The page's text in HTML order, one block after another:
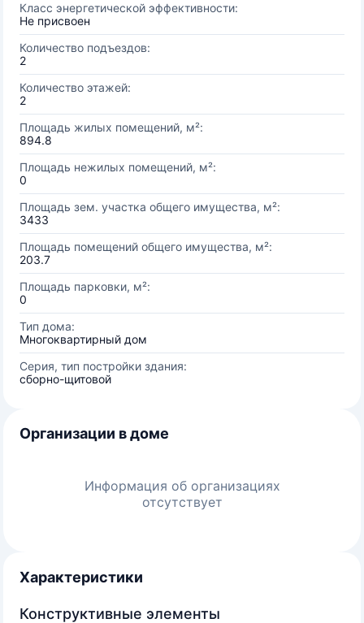
Класс энергетической эффективности:
Не присвоен
Количество подъездов:
2
Количество этажей:
2
Площадь жилых помещений, м²:
894.8
Площадь нежилых помещений, м²:
0
Площадь зем. участка общего имущества, м²:
3433
Площадь помещений общего имущества, м²:
203.7
Площадь парковки, м²:
0
Тип дома:
Многоквартирный дом
Серия, тип постройки здания:
сборно-щитовой
Организации в доме
Информация об организациях
отсутствует
Характеристики
Конструктивные элементы